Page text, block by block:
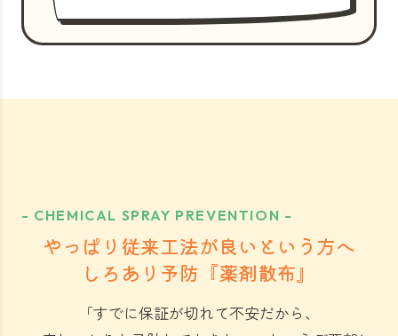
- CHEMICAL SPRAY PREVENTION -
やっぱり従来工法が良いという方へ
しろあり予防『薬剤散布』
「すでに保証が切れて不安だから、